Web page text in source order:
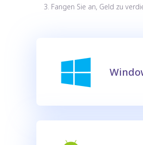
3. Fangen Sie an, Geld zu